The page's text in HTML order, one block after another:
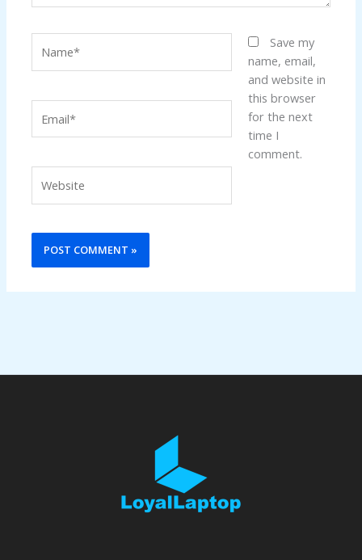
Save my
name, email,
and website in
this browser
for the next
time I
comment.